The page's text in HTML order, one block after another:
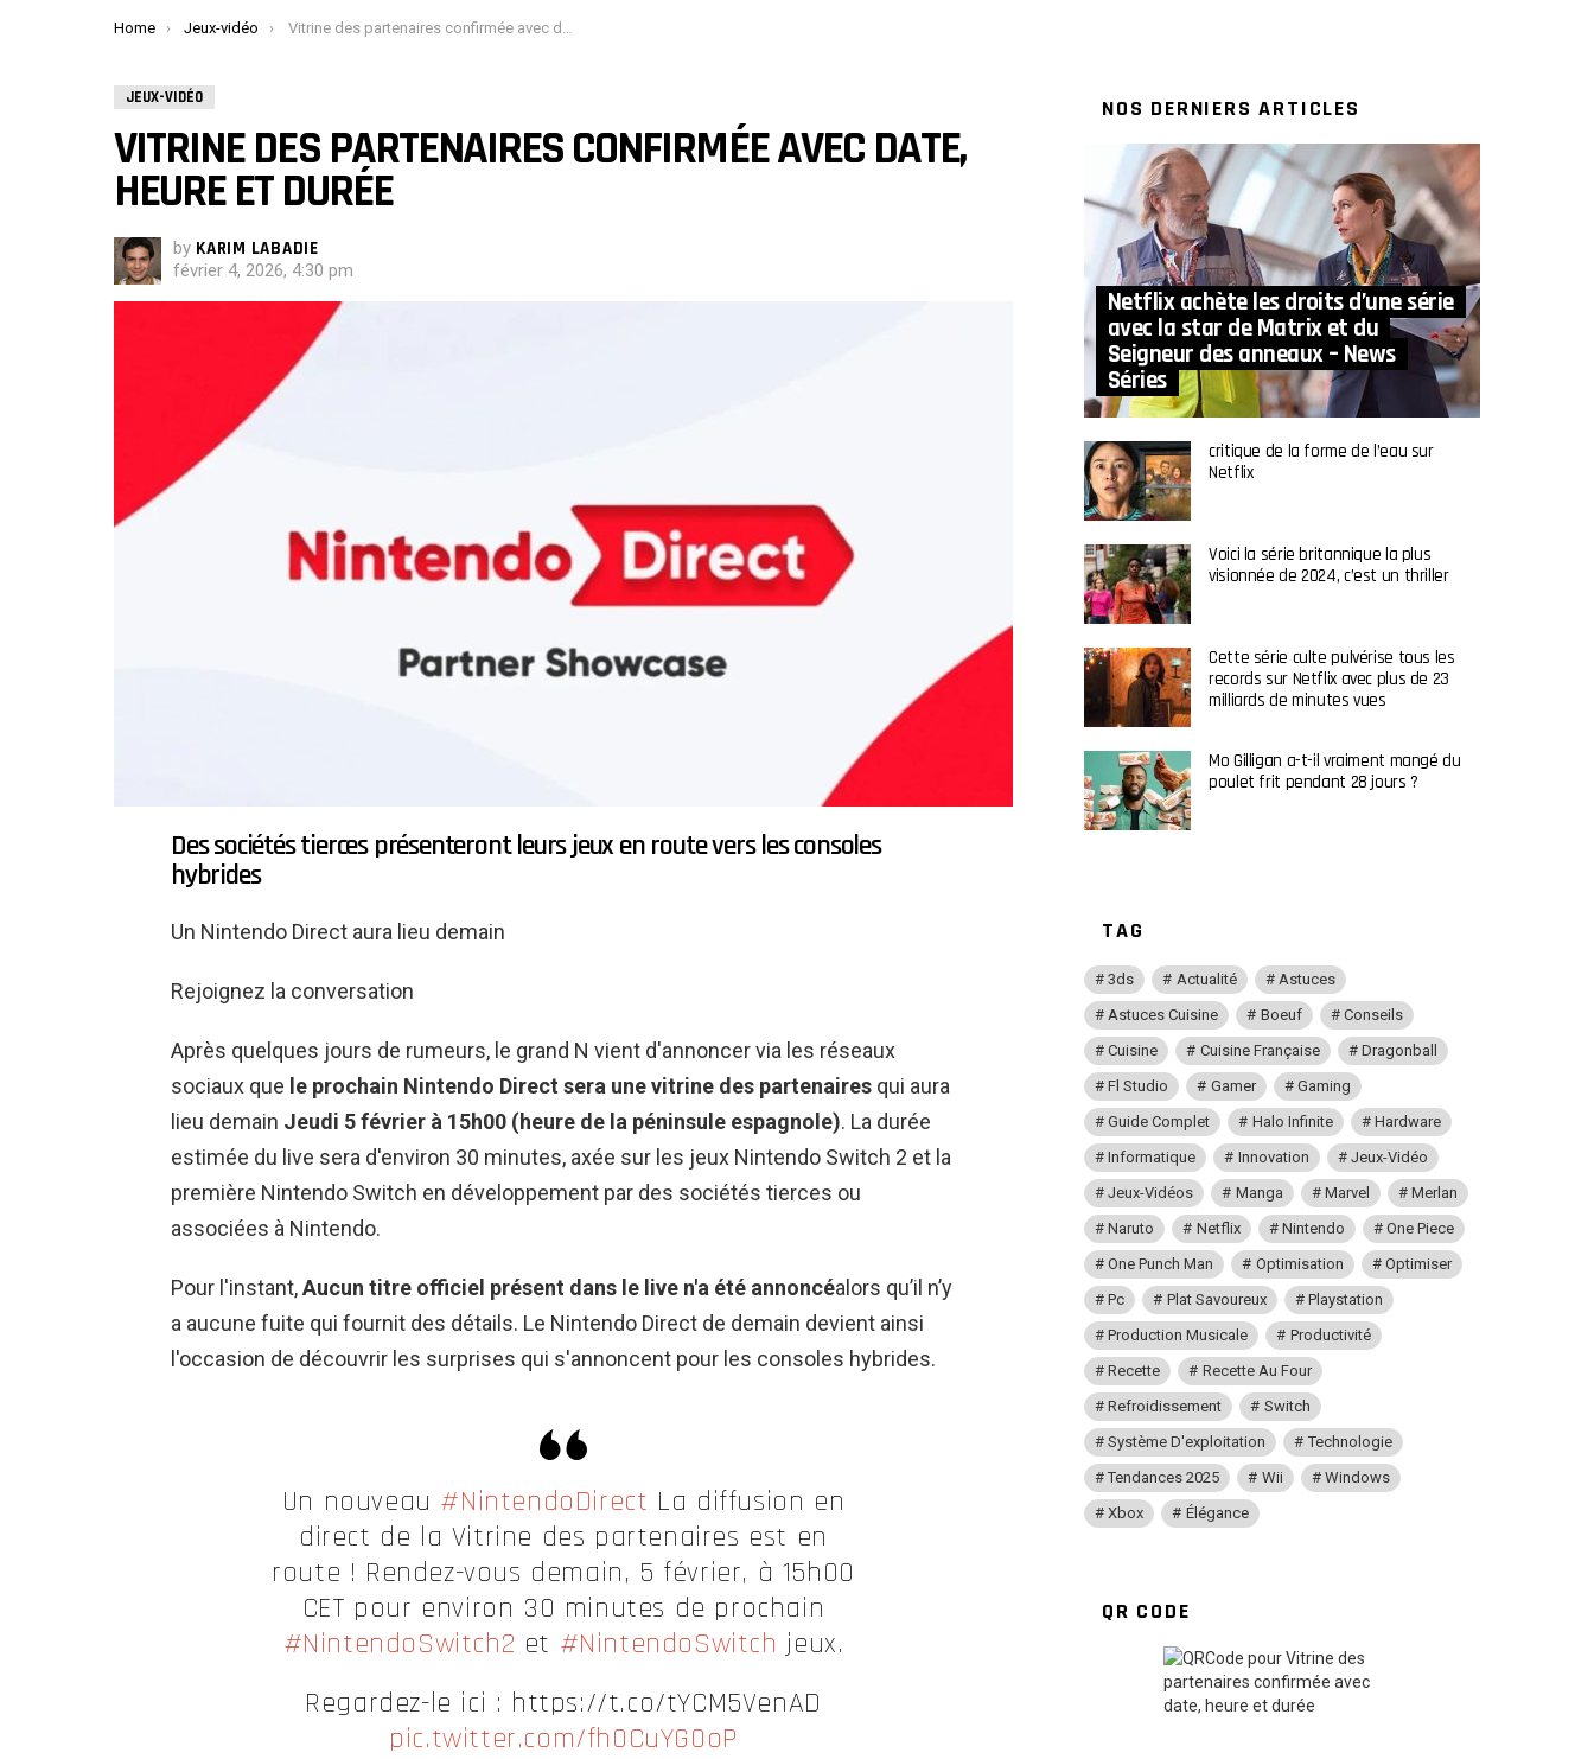
You are here:
Home Jeux-vidéo Vitrine des partenaires confirmée avec date, heure et durée
JEUX-VIDÉO
VITRINE DES PARTENAIRES CONFIRMÉE AVEC DATE,
HEURE ET DURÉE
by KARIM LABADIE
février 4, 2026, 4:30 pm
Des sociétés tierces présenteront leurs jeux en route vers les consoles
hybrides
Un Nintendo Direct aura lieu demain
Rejoignez la conversation
Après quelques jours de rumeurs, le grand N vient d'annoncer via les réseaux
sociaux que le prochain Nintendo Direct sera une vitrine des partenaires qui aura
lieu demain Jeudi 5 février à 15h00 (heure de la péninsule espagnole). La durée
estimée du live sera d'environ 30 minutes, axée sur les jeux Nintendo Switch 2 et la
première Nintendo Switch en développement par des sociétés tierces ou
associées à Nintendo.
Pour l'instant,Aucun titre officiel présent dans le live n'a été annoncéalors qu’il n’y
a aucune fuite qui fournit des détails. Le Nintendo Direct de demain devient ainsi
l'occasion de découvrir les surprises qui s'annoncent pour les consoles hybrides.
Un nouveau #NintendoDirect La diffusion en
direct de la Vitrine des partenaires est en
route ! Rendez-vous demain, 5 février, à 15h00
CET pour environ 30 minutes de prochain
#NintendoSwitch2 et #NintendoSwitch jeux.
Regardez-le ici : https://t.co/tYCM5VenAD
pic.twitter.com/fh0CuYG0oP
NOS DERNIERS ARTICLES
Netflix achète les droits d’une série
avec la star de Matrix et du
Seigneur des anneaux – News
Séries
critique de la forme de l’eau sur
Netflix
Voici la série britannique la plus
visionnée de 2024, c’est un thriller
Cette série culte pulvérise tous les
records sur Netflix avec plus de 23
milliards de minutes vues
Mo Gilligan a-t-il vraiment mangé du
poulet frit pendant 28 jours ?
TAG
3ds Actualité
Astuces
Astuces Cuisine
Boeuf
Conseils
Cuisine
Cuisine Française
Dragonball
Fl Studio
Gamer
Gaming
Guide Complet
Halo Infinite
Hardware
Informatique
Innovation
Jeux-Vidéo
Jeux-Vidéos
Manga Marvel
Merlan
Naruto
Netflix Nintendo
One Piece
One Punch Man
Optimisation
Optimiser
Pc
Plat Savoureux
Playstation
Production Musicale
Productivité
Recette
Recette Au Four
Refroidissement
Switch
Système D'exploitation
Technologie
Tendances 2025
Wii
Windows
Xbox
Élégance
QR CODE